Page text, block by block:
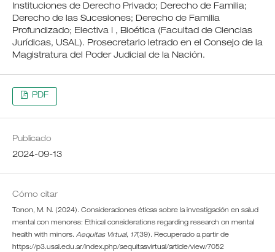
Instituciones de Derecho Privado; Derecho de Familia;
Derecho de las Sucesiones; Derecho de Familia
Profundizado; Electiva I , Bioética (Facultad de Ciencias
Jurídicas, USAL). Prosecretario letrado en el Consejo de la
Magistratura del Poder Judicial de la Nación.
PDF
Publicado
2024-09-13
Cómo citar
Tonon, M. N. (2024). Consideraciones éticas sobre la investigación en salud
mental con menores: Ethical considerations regarding research on mental
health with minors. Aequitas Virtual, 17(39). Recuperado a partir de
https://p3.usal.edu.ar/index.php/aequitasvirtual/article/view/7052